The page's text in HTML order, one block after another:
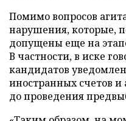
Помимо вопросов
нарушения, которые,
допущены еще на
В частности, в иске
кандидатов
иностранных счетов
до проведения